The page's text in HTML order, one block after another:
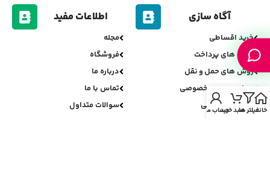
آگاه سازی
خرید اقساطی
روش های پرداخت
روش های حمل و نقل
سیاست حریم خصوصی
سیاست مرجوعی
اطلاعات مفید
مجله
فروشگاه
درباره ما
تماس با ما
سوالات متداول
خانهفیلتر هاسبد خریدحساب من